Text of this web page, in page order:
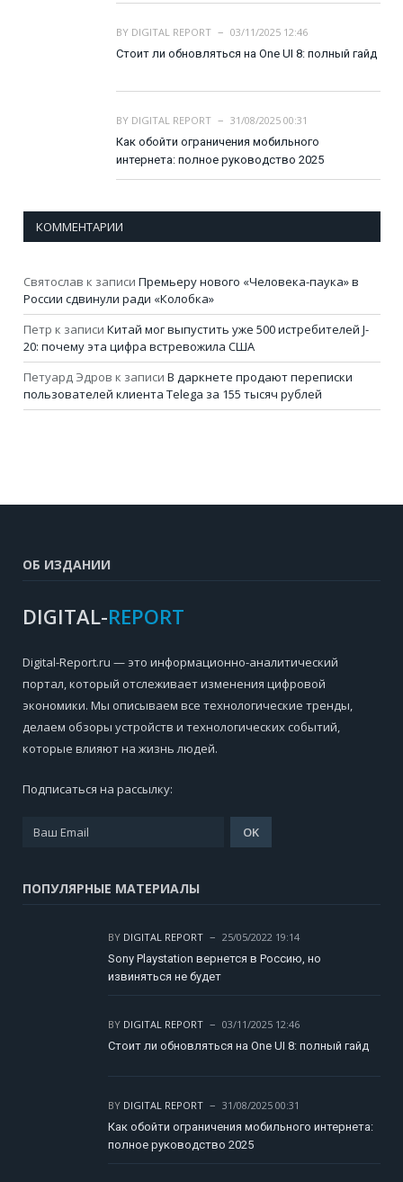
BY DIGITAL REPORT
03/11/2025 12:46
Стоит ли обновляться на One UI 8: полный гайд
BY DIGITAL REPORT
31/08/2025 00:31
Как обойти ограничения мобильного
интернета: полное руководство 2025
КОММЕНТАРИИ
Святослав к записи Премьеру нового «Человека-паука» в
России сдвинули ради «Колобка»
Петр к записи Китай мог выпустить уже 500 истребителей J-
20: почему эта цифра встревожила США
Петуард Эдров к записи В даркнете продают переписки
пользователей клиента Telega за 155 тысяч рублей
ОБ ИЗДАНИИ
DIGITAL-REPORT
Digital-Report.ru — это информационно-аналитический
портал, который отслеживает изменения цифровой
экономики. Мы описываем все технологические тренды,
делаем обзоры устройств и технологических событий,
которые влияют на жизнь людей.
Подписаться на рассылку:
ПОПУЛЯРНЫЕ МАТЕРИАЛЫ
BY DIGITAL REPORT
25/05/2022 19:14
Sony Playstation вернется в Россию, но
извиняться не будет
BY DIGITAL REPORT
03/11/2025 12:46
Стоит ли обновляться на One UI 8: полный гайд
BY DIGITAL REPORT
31/08/2025 00:31
Как обойти ограничения мобильного интернета:
полное руководство 2025